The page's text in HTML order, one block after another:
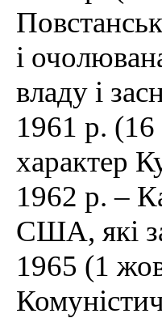
і
владу і
1961 р. (16
характер
1962 р. –
США, які
1965 (1